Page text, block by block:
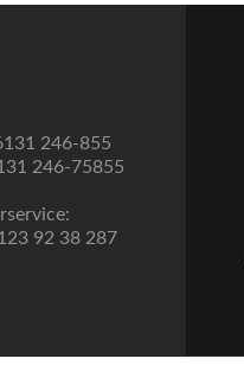
246-855
246-75855
92 38 287